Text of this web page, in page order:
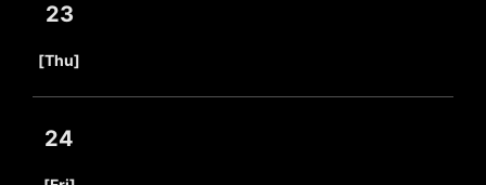
23
[Thu]
24